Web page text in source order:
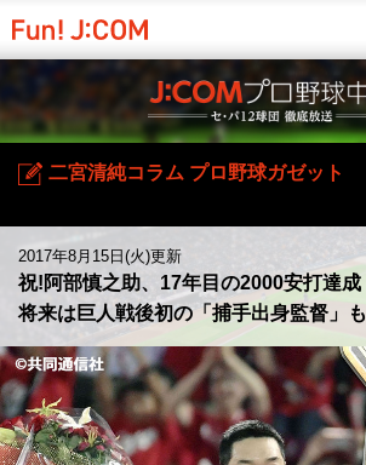
二宮清純コラム プロ野球ガゼット
2017年8月15日(火)更新
祝!阿部慎之助、17年目の2000安打達成
将来は巨人戦後初の「捕手出身監督」も